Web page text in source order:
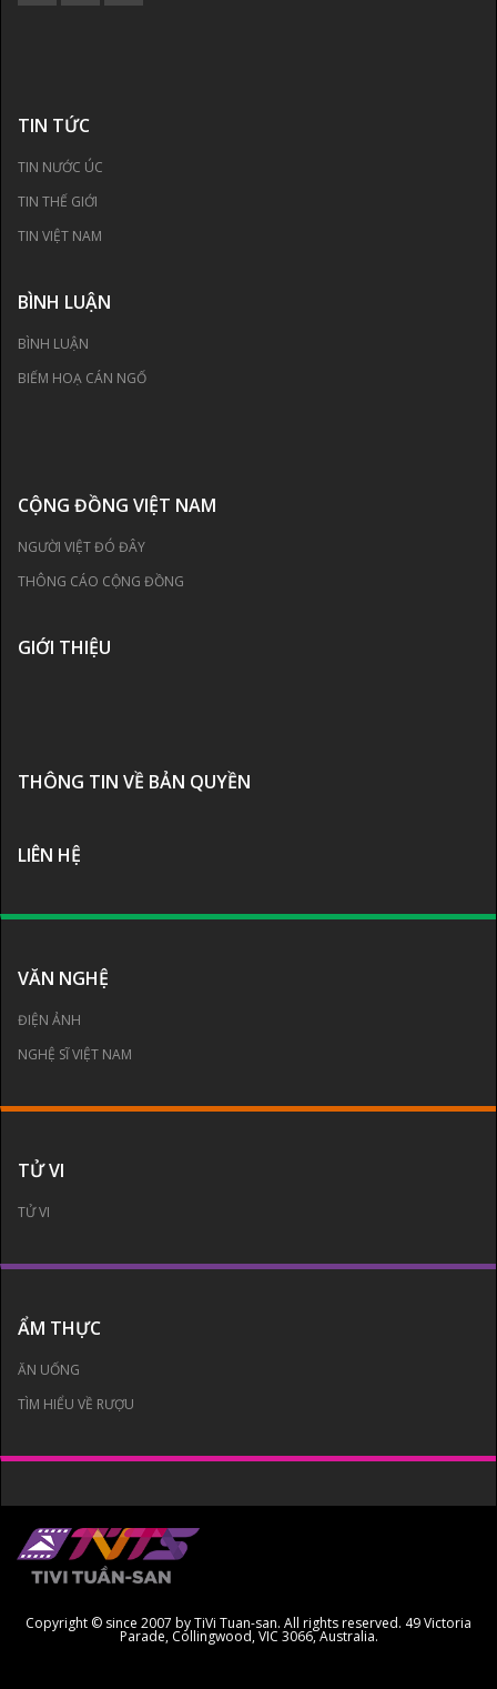
TIN TỨC
TIN NƯỚC ÚC
TIN THẾ GIỚI
TIN VIỆT NAM
BÌNH LUẬN
BÌNH LUẬN
BIẾM HOẠ CÁN NGỐ
CỘNG ĐỒNG VIỆT NAM
NGƯỜI VIỆT ĐÓ ĐÂY
THÔNG CÁO CỘNG ĐỒNG
GIỚI THIỆU
THÔNG TIN VỀ BẢN QUYỀN
LIÊN HỆ
VĂN NGHỆ
ĐIỆN ẢNH
NGHỆ SĨ VIỆT NAM
TỬ VI
TỬ VI
ẨM THỰC
ĂN UỐNG
TÌM HIỂU VỀ RƯỢU
Copyright © since 2007 by TiVi Tuan-san. All rights reserved. 49 Victoria
Parade, Collingwood, VIC 3066, Australia.